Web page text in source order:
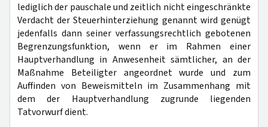
lediglich der pauschale und zeitlich nicht eingeschränkte
Verdacht der Steuerhinterziehung genannt wird genügt
jedenfalls dann seiner verfassungsrechtlich gebotenen
Begrenzungsfunktion, wenn er im Rahmen einer
Hauptverhandlung in Anwesenheit sämtlicher, an der
Maßnahme Beteiligter angeordnet wurde und zum
Auffinden von Beweismitteln im Zusammenhang mit
dem der Hauptverhandlung zugrunde liegenden
Tatvorwurf dient.